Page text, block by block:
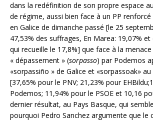
dans la redéfinition de son propre espace
de régime, aussi bien face à un PP
en Galice de dimanche passé [le 25
47,53% des suffrages, En Marea: 19,07% et
qui recueille le 17,8%] que face à la menace
« dépassement » (sorpasso) par Podemos
«sorpassiño » de Galice et «sorpassoak»
[37,65% pour le PNV; 21,23% pour
Podemos; 11,94% pour le PSOE et 10,16
dernier résultat, au Pays Basque, qui semble
pourquoi Pedro Sanchez argumente que le